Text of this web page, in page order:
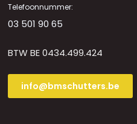
Telefoonnummer:
03 501 90 65
BTW BE 0434.499.424
info@bmschutters.be